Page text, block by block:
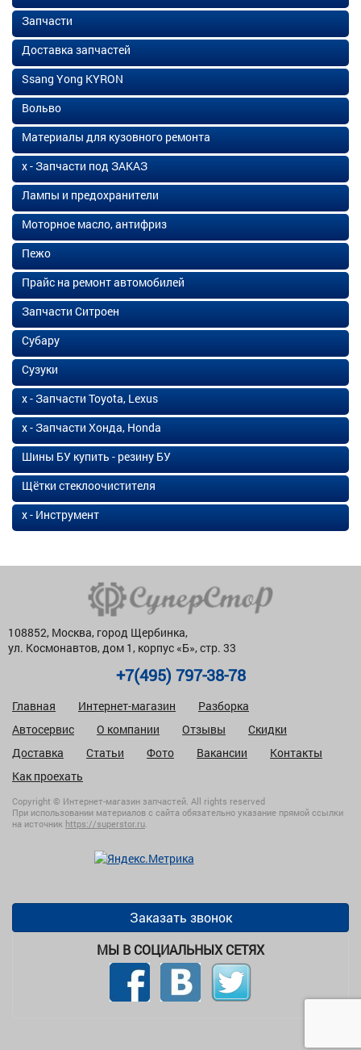
Запчасти
Доставка запчастей
Ssang Yong KYRON
Вольво
Материалы для кузовного ремонта
х - Запчасти под ЗАКАЗ
Лампы и предохранители
Моторное масло, антифриз
Пежо
Прайс на ремонт автомобилей
Запчасти Ситроен
Субару
Сузуки
х - Запчасти Toyota, Lexus
х - Запчасти Хонда, Honda
Шины БУ купить - резину БУ
Щётки стеклоочистителя
х - Инструмент
108852, Москва, город Щербинка,
ул. Космонавтов, дом 1, корпус «Б», стр. 33
+7(495) 797-38-78
Главная Интернет-магазин
Разборка
Автосервис
О компании Отзывы
Скидки
Доставка
Статьи Фото Вакансии
Контакты
Как проехать
Copyright © Интернет-магазин запчастей. All rights reserved
При использовании материалов с сайта обязательно указание прямой ссылки
на источник https://superstor.ru.
Заказать звонок
МЫ В СОЦИАЛЬНЫХ СЕТЯХ